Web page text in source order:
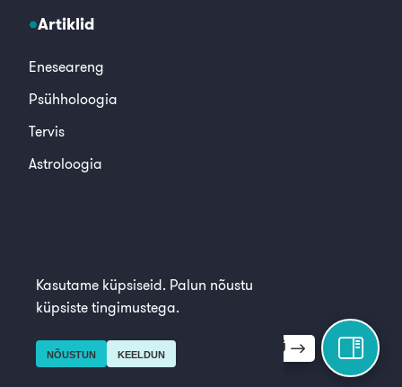
AVA KÜLGMENÜÜ
Artiklid
Eneseareng
Psühholoogia
Tervis
Astroloogia
Kasutame küpsiseid. Palun nõustu
küpsiste tingimustega.
NÕUSTUN KEELDUN